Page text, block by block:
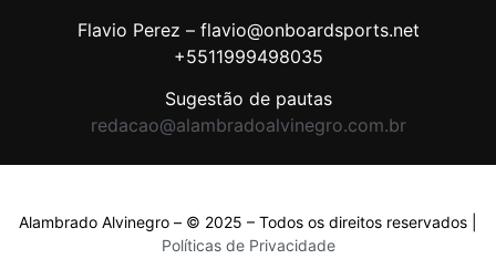
Flavio Perez – flavio@onboardsports.net
+5511999498035
Sugestão de pautas
redacao@alambradoalvinegro.com.br
Alambrado Alvinegro – © 2025 – Todos os direitos reservados |
Políticas de Privacidade